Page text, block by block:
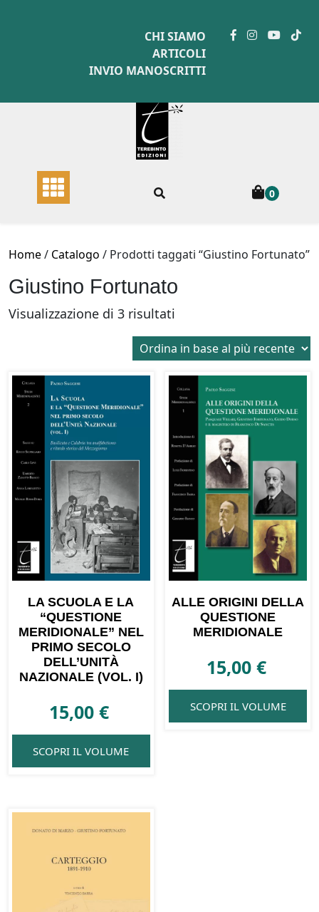
CHI SIAMO
ARTICOLI
INVIO MANOSCRITTI
0
Home/ Catalogo / Prodotti taggati “Giustino Fortunato”
Giustino Fortunato
Visualizzazione di 3 risultati
in
base
più
recente
LA SCUOLA E LA
“QUESTIONE
MERIDIONALE” NEL
PRIMO SECOLO
DELL’UNITÀ
NAZIONALE (VOL. I)
15,00€
SCOPRI IL VOLUME
ALLE ORIGINI DELLA
QUESTIONE
MERIDIONALE
15,00 €
SCOPRI IL VOLUME